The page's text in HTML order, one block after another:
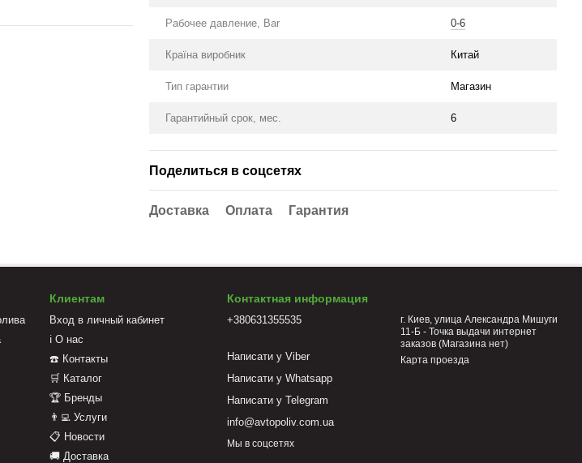
Рабочее давление, Bar 0-6
Країна виробник Китай
Тип гарантии Магазин
Гарантийный срок, мес. 6
Поделиться в соцсетях
Доставка Оплата Гарантия
Клиентам
Вход в личный кабинет
ℹ️ О нас
☎️ Контакты
🛒 Каталог
🏆 Бренды
👨‍💻 Услуги
📋 Новости
🚚 Доставка
Контактная информация
+380631355535
Написати у Viber
Написати у Whatsapp
Написати у Telegram
info@avtopoliv.com.ua
г. Киев, улица Александра Мишуги
11-Б - Точка выдачи интернет
заказов (Магазина нет)
Карта проезда
Мы в соцсетях